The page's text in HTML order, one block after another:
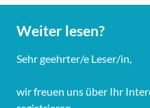
Weiter lesen?
Sehr geehrter/e Leser/in,
wir freuen uns über Ihr